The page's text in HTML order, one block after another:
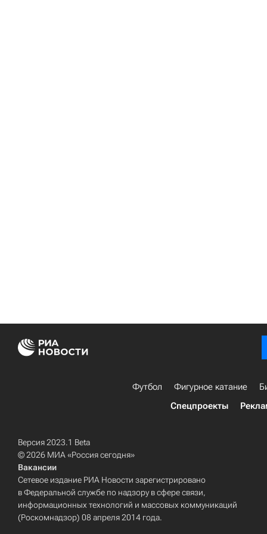
Футбол Фигурное катание
Спецпроекты
Версия 2023.1 Beta
© 2026 МИА «Россия сегодня»
Вакансии
Сетевое издание РИА Новости зарегистрировано
в Федеральной службе по надзору в сфере связи,
информационных технологий и массовых коммуникаций
(Роскомнадзор) 08 апреля 2014 года.